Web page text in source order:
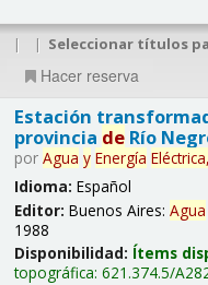
| | Seleccionar títulos
Hacer reserva
Estación
provincia deRío
por Agua y Energía Eléctrica,
Idioma: Español
Editor: Buenos Aires: Agua
1988
Disponibilidad: Ítems
topográfica: 621.374.5/